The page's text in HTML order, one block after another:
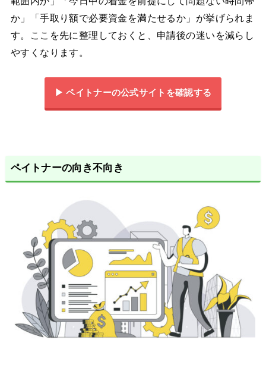
か」「手取り額で必要資金を満たせるか」が挙げられま
す。ここを先に整理しておくと、申請後の迷いを減らし
やすくなります。
▶︎ ペイトナーの公式サイトを確認する
ペイトナーの向き不向き